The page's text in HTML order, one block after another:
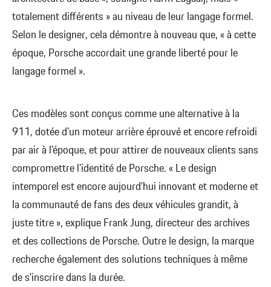
totalement différents » au niveau de leur langage formel.
Selon le designer, cela démontre à nouveau que, « à cette
époque, Porsche accordait une grande liberté pour le
langage formel ».
Ces modèles sont conçus comme une alternative à la
911, dotée d’un moteur arrière éprouvé et encore refroidi
par air à l’époque, et pour attirer de nouveaux clients sans
compromettre l’identité de Porsche. « Le design
intemporel est encore aujourd’hui innovant et moderne et
la communauté de fans des deux véhicules grandit, à
juste titre », explique Frank Jung, directeur des archives
et des collections de Porsche. Outre le design, la marque
recherche également des solutions techniques à même
de s’inscrire dans la durée.